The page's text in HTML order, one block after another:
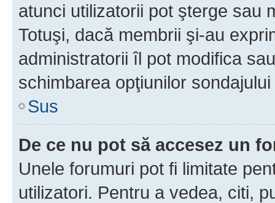
atunci utilizatorii pot şterge sau
Totuşi, dacă membrii şi-au
administratorii îl pot modifica
schimbarea opţiunilor
Sus
De ce nu pot să accesez un
Unele forumuri pot fi limitate
utilizatori. Pentru a vedea, citi,